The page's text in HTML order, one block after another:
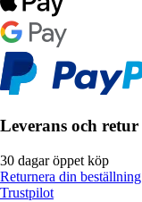
Leverans och retur
30 dagar öppet köp
Returnera din beställning
Trustpilot